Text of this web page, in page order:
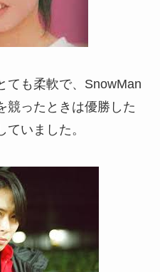
ても柔軟で、SnowMan
競ったときは優勝した
いました。